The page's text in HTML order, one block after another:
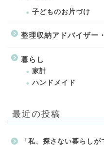
子どものお片づけ
整理収納アドバイザー
暮らし
家計
ハンドメイド
最近の投稿
「私、探さない暮らし